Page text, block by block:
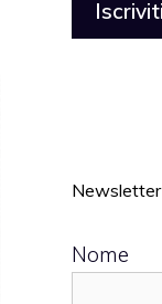
Newsletter
Nome